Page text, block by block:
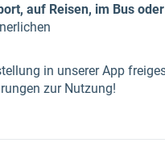
auf Reisen, im Bus
in unserer App
zur Nutzung!